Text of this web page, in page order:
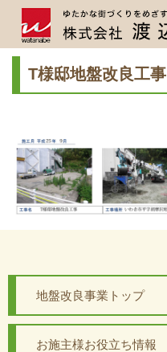
T様邸地盤改良工事
地盤改良事業トップ
お施主様お役立ち情報